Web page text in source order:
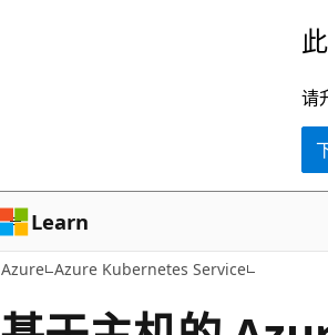
容
请
Learn
Azure Azure Kubernetes Service